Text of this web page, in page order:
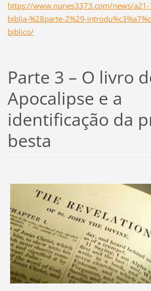
https://www.nunes3373.com/news/
biblia-%28parte-2%29-
biblico/
Parte 3 – O livro
Apocalipse e a
identificação da
besta